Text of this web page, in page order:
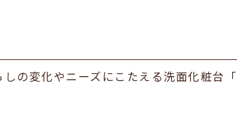
の変化やニーズにこたえる洗面化粧台